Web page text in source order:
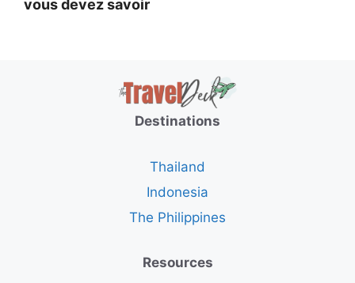
vous devez savoir
Destinations
Thailand
Indonesia
The Philippines
Resources